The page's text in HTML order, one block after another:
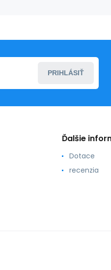
PRIHLÁSIŤ
Ďalšie
Dotace
recenzia